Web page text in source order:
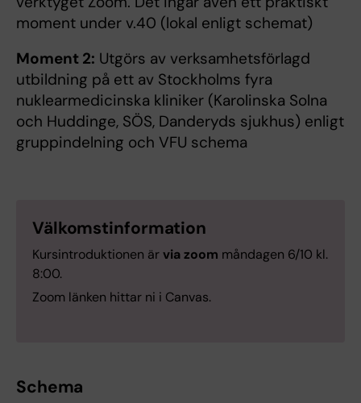
moment under v.40 (lokal enligt schemat)
Moment 2: Utgörs av verksamhetsförlagd
utbildning på ett av Stockholms fyra
nuklearmedicinska kliniker (Karolinska Solna
och Huddinge, SÖS, Danderyds sjukhus) enligt
gruppindelning och VFU schema
Välkomstinformation
Kursintroduktionen ärvia zoom måndagen 6/10 kl.
8:00.
Zoom länken hittar ni i Canvas.
Schema